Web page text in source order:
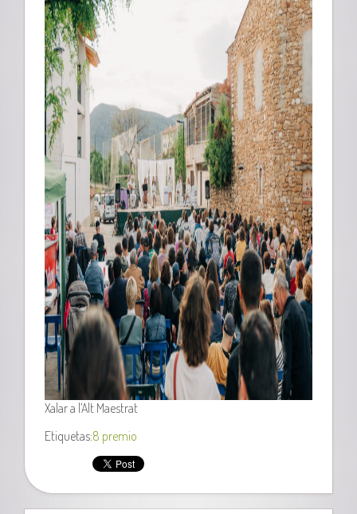
Xalar a l’Alt Maestrat
Etiquetas:8 premio